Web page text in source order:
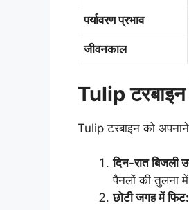
पर्यावरण प्रभाव
जीवनकाल
Tulip
Tulip टरबाइन को
दिन-रात बिजली
पैनलों की तुलना
छोटी जगह में फिट: